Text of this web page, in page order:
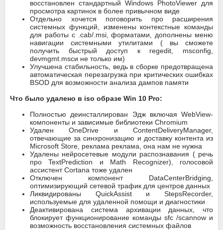
восстановлен стандартный Windows PhotoViewer для
просмотра картинок в более привычном виде
Отдельно хочется поговорить про расширения
системных функций, изменены контекстные команды
для работы с .cab/.msi, форматами, дополнены меню
навигации системными утилитами ( вы сможете
получить быстрый доступ к regedit, msconfig,
devmgmt.mscи не только им)
Улучшена стабильность, ведь в сборке предотвращена
автоматическая перезагрузка при критических ошибках
BSOD для возможности анализа дампов памяти
Что было удалено в iso образе Win 10 Pro:
Полностью деинсталлирован Эдж включая WebView-
компоненты и зависимые библиотеки Chromium
Удален OneDrive и ContentDeliveryManager,
отвечающие за синхронизацию и доставку контента из
Microsoft Store, реклама реклама, она нам не нужна
Удалены нейросетевые модули распознавания ( речь
про TextPrediction и Math Recognizer), голосовой
ассистент Cortana тоже удален
Отключен компонент DataCenterBridging,
оптимизирующий сетевой трафик для центров данных
Ликвидированы QuickAssist и StepsRecorder,
используемые для удаленной помощи и диагностики
Деактивирована система архивации данных, что
блокирует функционирование команды sfc /scannow и
возможность восстановления системных файлов